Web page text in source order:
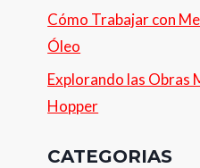
Cómo Trabajar con
Óleo
Explorando las Obras
Hopper
CATEGORIAS